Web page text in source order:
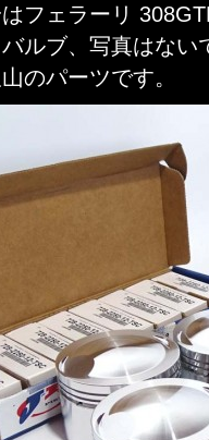
フェラーリ
バルブ、写真はな
のパーツです。